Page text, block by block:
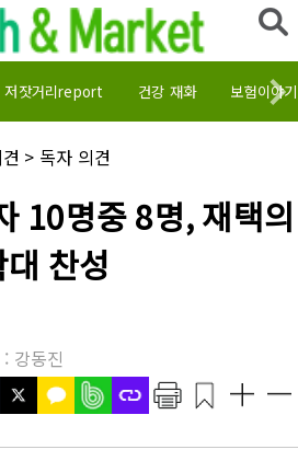
저잣거리report 건강 재화 보험이야기
> 독자 의견
10명중 8명, 재택의
찬성
강동진